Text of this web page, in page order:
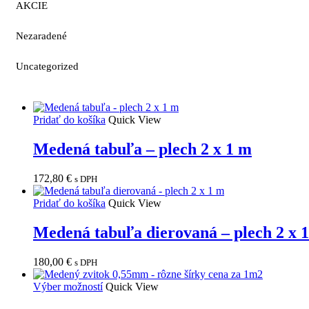
AKCIE
Nezaradené
Uncategorized
Pridať do košíka Quick View
Medená tabuľa – plech 2 x 1 m
172,80 € s DPH
Pridať do košíka Quick View
Medená tabuľa dierovaná – plech 2 x
180,00 € s DPH
Výber možností Quick View